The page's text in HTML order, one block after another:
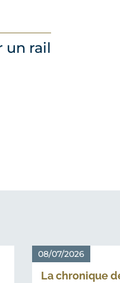
un rail
08/07/2026
La chronique